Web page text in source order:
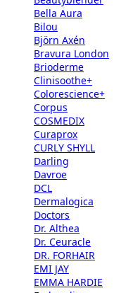
Bella Aura
Bilou
Björn Axén
Bravura London
Brioderme
Clinisoothe+
Colorescience+
Corpus
COSMEDIX
Curaprox
CURLY SHYLL
Darling
Davroe
DCL
Dermalogica
Doctors
Dr. Althea
Dr. Ceuracle
DR. FORHAIR
EMI JAY
EMMA HARDIE